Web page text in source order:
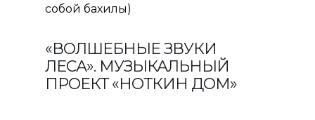
собой бахилы)
«ВОЛШЕБНЫЕ ЗВУКИ
ЛЕСА». МУЗЫКАЛЬНЫЙ
ПРОЕКТ «НОТКИН ДОМ»